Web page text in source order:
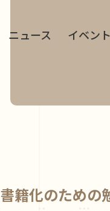
ニュース イベント
籍化のための